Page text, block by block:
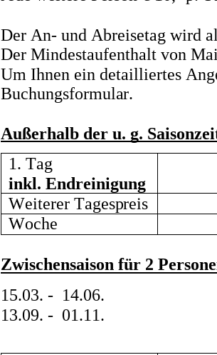
Der An- und Abreisetag wird
Der Mindestaufenthalt von
Um Ihnen ein detailliertes
Buchungsformular.
Außerhalb der u. g.
1. Tag
inkl. Endreinigung
Weiterer Tagespreis
Woche
Zwischensaison für 2
15.03. -  14.06.
13.09. -  01.11.